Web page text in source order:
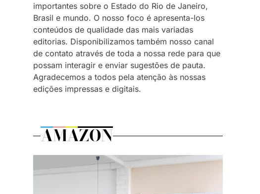
importantes sobre o Estado do Rio de Janeiro,
Brasil e mundo. O nosso foco é apresenta-los
conteúdos de qualidade das mais variadas
editorias. Disponibilizamos também nosso canal
de contato através de toda a nossa rede para que
possam interagir e enviar sugestões de pauta.
Agradecemos a todos pela atenção às nossas
edições impressas e digitais.
AMAZON